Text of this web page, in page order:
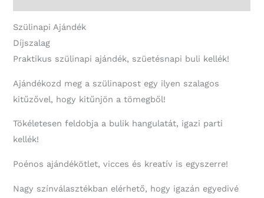
Szülinapi Ajándék
Díjszalag
Praktikus szülinapi ajándék, szüetésnapi buli kellék!
Ajándékozd meg a szülinapost egy ilyen szalagos
kitűzővel, hogy kitűnjön a tömegből!
Tökéletesen feldobja a bulik hangulatát, igazi parti
kellék!
Poénos ajándékötlet, vicces és kreatív is egyszerre!
Nagy színválasztékban elérhető, hogy igazán egyedivé